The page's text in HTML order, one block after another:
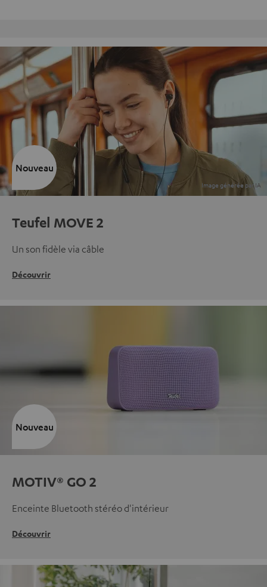
Teufel MOVE 2
Un son fidèle via câble
Découvrir
Nouveau
MOTIV® GO 2
Enceinte Bluetooth stéréo d'intérieur
Découvrir
Nouveau